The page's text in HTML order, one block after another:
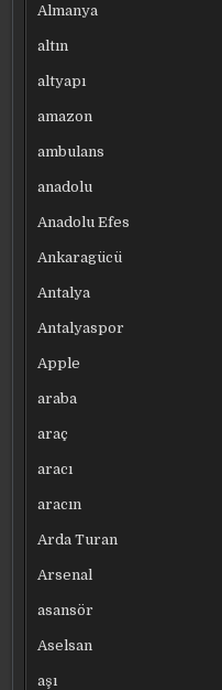
Almanya
altın
altyapı
amazon
ambulans
anadolu
Anadolu Efes
Ankaragücü
Antalya
Antalyaspor
Apple
araba
araç
aracı
aracın
Arda Turan
Arsenal
asansör
Aselsan
aşı